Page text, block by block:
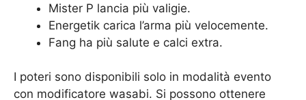
Mister P lancia più valigie.
Energetik carica l’arma più velocemente.
Fang ha più salute e calci extra.
I poteri sono disponibili solo in modalità evento
con modificatore wasabi. Si possono ottenere